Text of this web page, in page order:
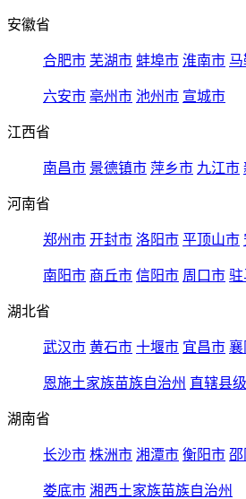
安徽省
合肥市 芜湖市 蚌埠市 淮南市
六安市 亳州市 池州市 宣城市
江西省
南昌市 景德镇市 萍乡市 九江市
河南省
郑州市 开封市 洛阳市 平顶山市
南阳市 商丘市 信阳市 周口市 驻
湖北省
武汉市 黄石市 十堰市 宜昌市 襄
恩施土家族苗族自治州 直辖县级
湖南省
长沙市 株洲市 湘潭市 衡阳市 邵
娄底市 湘西土家族苗族自治州